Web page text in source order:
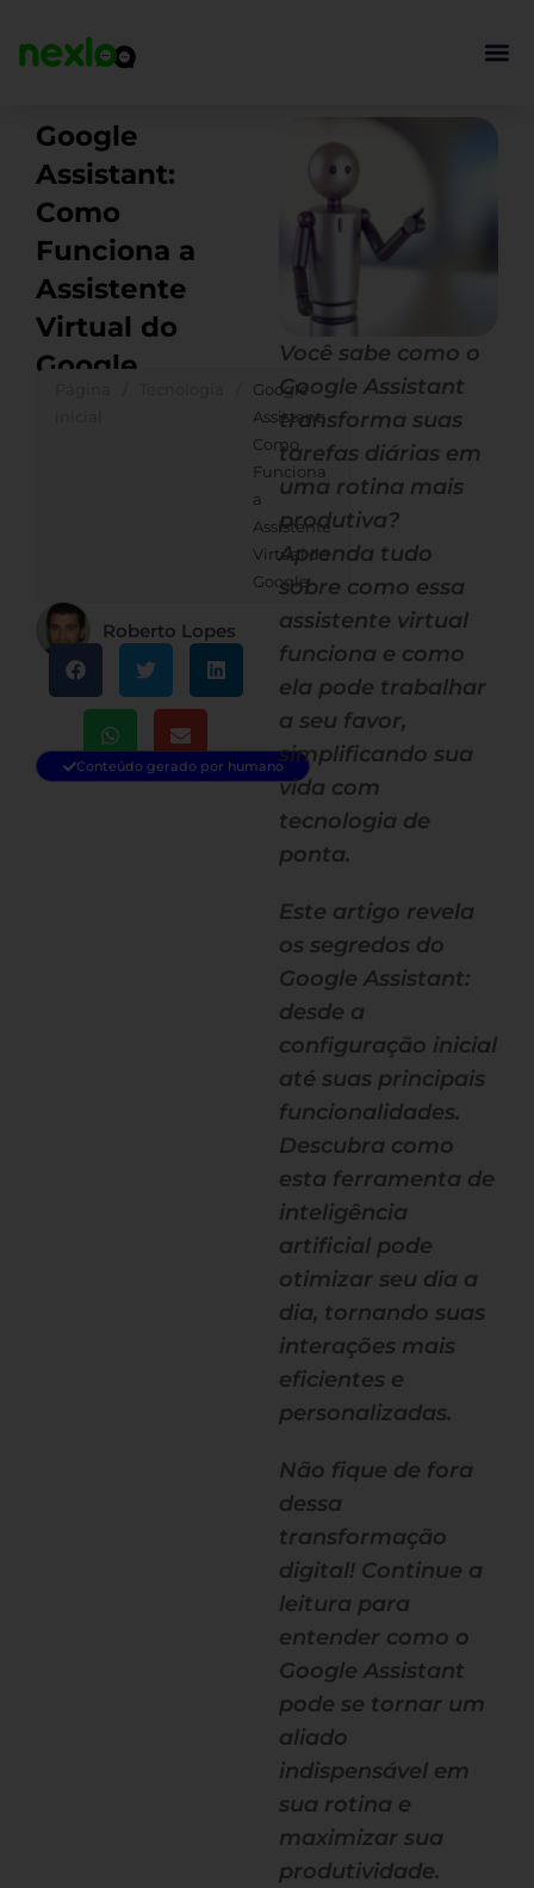
para
Google
Assistant:
Como
Funciona a
Assistente
Virtual do
Google
Google
Assistant:
Como
Funciona
a
Assistente
Virtual do
Google
Roberto Lopes
Conteúdo gerado por humano
Você sabe como o
Google Assistant
transforma suas
tarefas diárias em
uma rotina mais
produtiva?
Aprenda tudo
sobre como essa
assistente virtual
funciona e como
ela pode trabalhar
a seu favor,
simplificando sua
vida com
tecnologia de
ponta.
Este artigo revela
os segredos do
Google Assistant:
desde a
configuração inicial
até suas principais
funcionalidades.
Descubra como
esta ferramenta de
inteligência
artificial pode
otimizar seu dia a
dia, tornando suas
interações mais
eficientes e
personalizadas.
Não fique de fora
dessa
transformação
digital! Continue a
leitura para
entender como o
Google Assistant
pode se tornar um
aliado
indispensável em
sua rotina e
maximizar sua
produtividade.